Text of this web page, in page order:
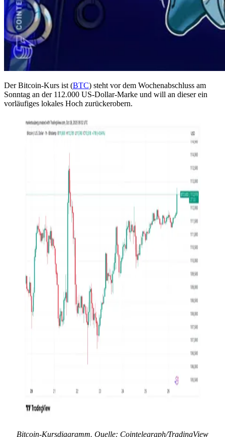
Der Bitcoin-Kurs ist (BTC) steht vor dem Wochenabschluss am
Sonntag an der 112.000 US-Dollar-Marke und will an dieser ein
vorläufiges lokales Hoch zurückerobern.
Bitcoin-Kursdiagramm. Quelle: Cointelegraph/TradingView